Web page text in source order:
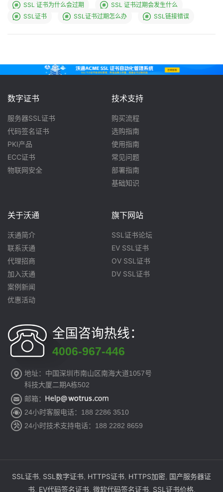
SSL 证书为什么会过期
SSL 证书过期会发生什么
SSL证书
SSL证书过期怎么办 SSL链接错误
数字证书
服务器SSL证书
代码签名证书
PKI产品
ECC证书
物联网安全
技术支持
购买流程
选购指南
使用指南
常见问题
部署指南
基础知识
关于沃通
沃通简介
联系沃通
代理招商
加入沃通
案例新闻
优惠活动
旗下网站
SSL证书论坛
EV SSL证书
OV SSL证书
DV SSL证书
全国咨询热线：
4006-967-446
地址：中国深圳市南山区南海大道1057号
科技大厦二期A栋502
邮箱：
24小时客服电话：188 2286 3510
24小时技术支持电话：188 2282 8659
SSL证书, SSL数字证书, HTTPS证书, HTTPS加密, 国产服务器证
书, EV代码签名证书, 微软代码签名证书, SSL证书价格.